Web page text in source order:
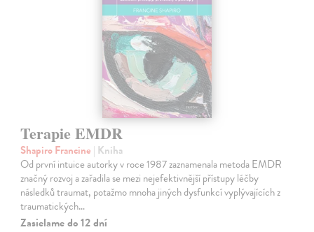
Terapie EMDR
Shapiro Francine | Kniha
Od první intuice autorky v roce 1987 zaznamenala metoda EMDR
značný rozvoj a zařadila se mezi nejefektivnější přístupy léčby
následků traumat, potažmo mnoha jiných dysfunkcí vyplývajících z
traumatických…
Zasielame do 12 dní